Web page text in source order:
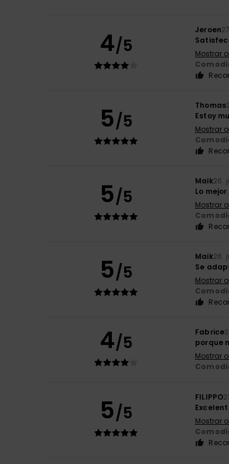
4/5
Jeroen
Mostrar
5/5
Thomas
Estoy
Mostrar
5/5
Maik26.
Lo
Mostrar
5/5
Maik26.
Se
Mostrar
4/5 Fabrice
porque
Mostrar
5/5
FILIPPO
Mostrar